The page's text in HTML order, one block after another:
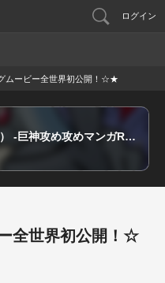
ログイン
ムービー全世界初公開！☆★
千年の巨神（せんかみ） -巨神攻め攻めマンガRPG-
全世界初公開！☆